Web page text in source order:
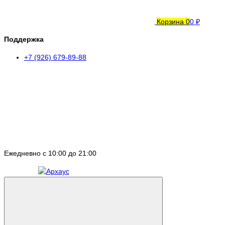
Корзина 00 ₽
Поддержка
+7 (926) 679-89-88
Ежедневно с 10:00 до 21:00